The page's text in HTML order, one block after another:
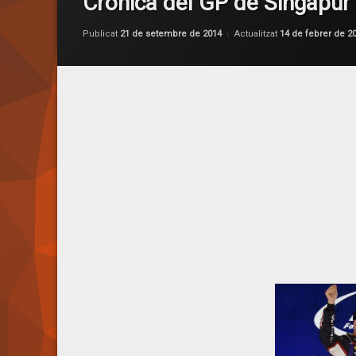
Publicat 21 de setembre de 2014 Actualitzat 14 de febrer de